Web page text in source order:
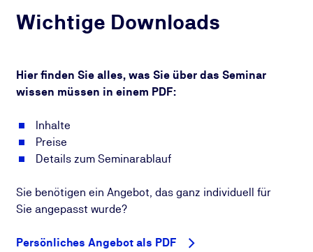
Wichtige Downloads
Hier finden Sie alles, was Sie über das Seminar
wissen müssen in einem PDF:
Inhalte
Preise
Details zum Seminarablauf
Sie benötigen ein Angebot, das ganz individuell für
Sie angepasst wurde?
Persönliches Angebot als PDF